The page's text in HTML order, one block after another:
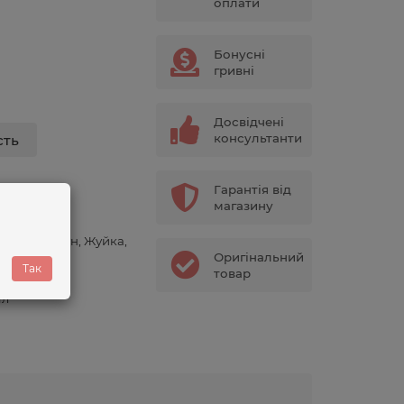
Кавун, Жуйка,
Бонусні
гривні
Досвідчені
консультанти
Гарантія від
магазину
Оригінальний
товар
Так